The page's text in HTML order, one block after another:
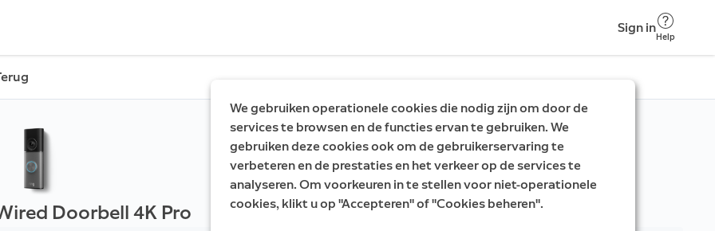
Sign in
Help
Doorbell 4K Pro
We gebruiken operationele cookies die nodig zijn om door de
services te browsen en de functies ervan te gebruiken. We
gebruiken deze cookies ook om de gebruikerservaring te
verbeteren en de prestaties en het verkeer op de services te
analyseren. Om voorkeuren in te stellen voor niet-operationele
cookies, klikt u op "Accepteren" of "Cookies beheren".